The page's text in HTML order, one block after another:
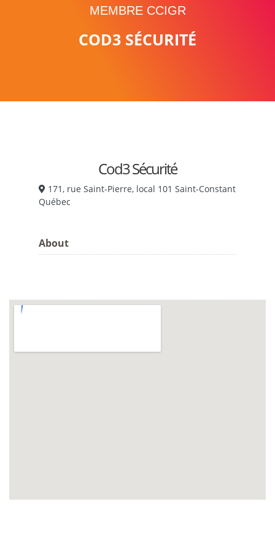
MEMBRE CCIGR
COD3 SÉCURITÉ
Cod3 Sécurité
171, rue Saint-Pierre, local 101 Saint-Constant
Québec
About